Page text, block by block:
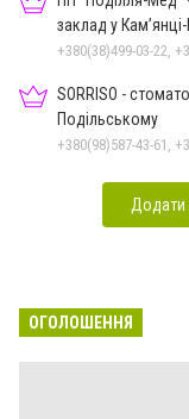
заклад у
SORRISO -
Подільському
Додати
ОГОЛОШЕННЯ